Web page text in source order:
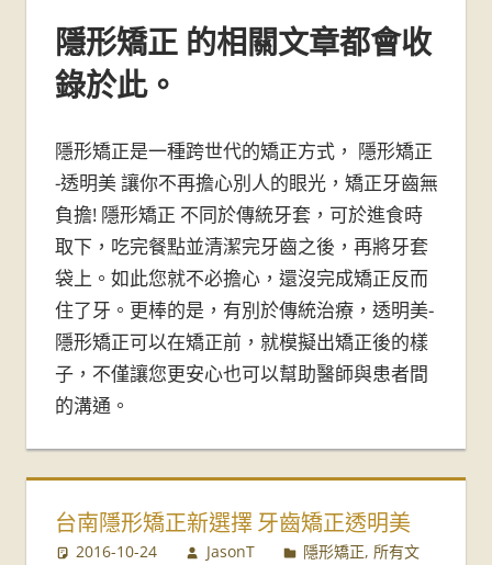
宗
牙
醫
診
所-
台
南
牙
醫
推
隱形矯正 的相關文章都會收
錄於此。
隱形矯正是一種跨世代的矯正方式， 隱形矯正
-透明美 讓你不再擔心別人的眼光，矯正牙齒無
負擔! 隱形矯正 不同於傳統牙套，可於進食時
取下，吃完餐點並清潔完牙齒之後，再將牙套
袋上。如此您就不必擔心，還沒完成矯正反而
住了牙。更棒的是，有別於傳統治療，透明美-
隱形矯正可以在矯正前，就模擬出矯正後的樣
子，不僅讓您更安心也可以幫助醫師與患者間
的溝通。
台南隱形矯正新選擇 牙齒矯正透明美
2016-10-24 JasonT 隱形矯正, 所有文